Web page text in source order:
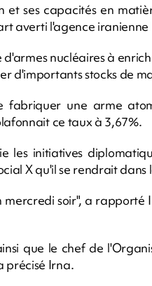
et ses capacités en
averti l'agence iranienne
d'armes nucléaires à
d'importants stocks de
fabriquer une arme
ce taux à 3,67%.
les initiatives
X qu'il se rendrait dans
mercredi soir", a
que le chef de
précisé Irna.